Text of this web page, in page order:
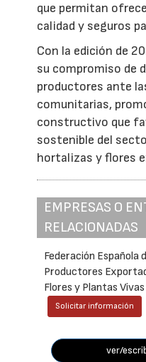
que permitan
calidad y seguros
Con la edición de
su compromiso de
productores ante
comunitarias,
constructivo que
sostenible del
hortalizas y flores
EMPRESAS O
RELACIONADAS
Federación Española
Productores
Flores y Plantas Vivas
Solicitar información
ver/